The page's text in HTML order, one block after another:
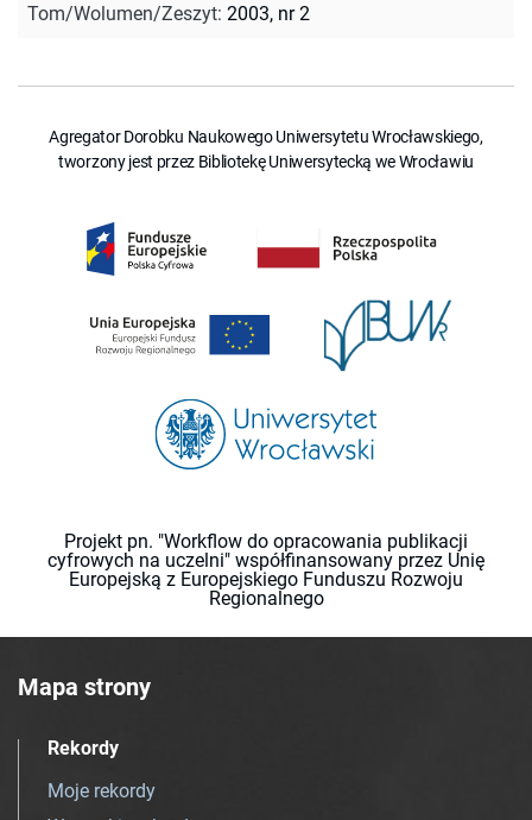
Tom/Wolumen/Zeszyt: 2003, nr 2
Agregator Dorobku Naukowego Uniwersytetu Wrocławskiego,
tworzony jest przez Bibliotekę Uniwersytecką we Wrocławiu
Projekt pn. "Workflow do opracowania publikacji
cyfrowych na uczelni" współfinansowany przez Unię
Europejską z Europejskiego Funduszu Rozwoju
Regionalnego
Mapa strony
Rekordy
Moje rekordy